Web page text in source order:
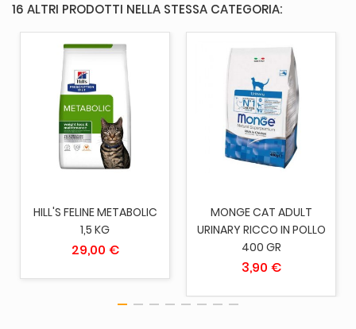
16 ALTRI PRODOTTI NELLA STESSA CATEGORIA:
HILL'S FELINE METABOLIC
1,5 KG
29,00 €
MONGE CAT ADULT
URINARY RICCO IN POLLO
400 GR
3,90 €